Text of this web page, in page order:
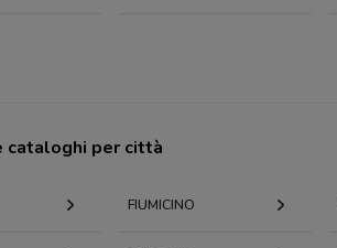
cataloghi per città
FIUMICINO